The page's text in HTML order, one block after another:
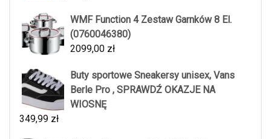
WMF Function 4 Zestaw Garnków 8 El.
(0760046380)
2099,00 zł
Buty sportowe Sneakersy unisex, Vans
Berle Pro , SPRAWDŹ OKAZJE NA
WIOSNĘ
349,99 zł